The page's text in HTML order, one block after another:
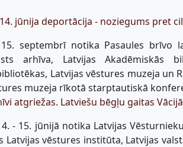
jūnija deportācija - noziegums pret
septembrī notika Pasaules brīvo
arhīva, Latvijas Akadēmiskās
Latvijas vēstures muzeja un
muzeja rīkotā starptautiskā
atgriežas. Latviešu bēgļu gaitas
- 15. jūnijā notika Latvijas
Latvijas vēstures institūta, Latvijas